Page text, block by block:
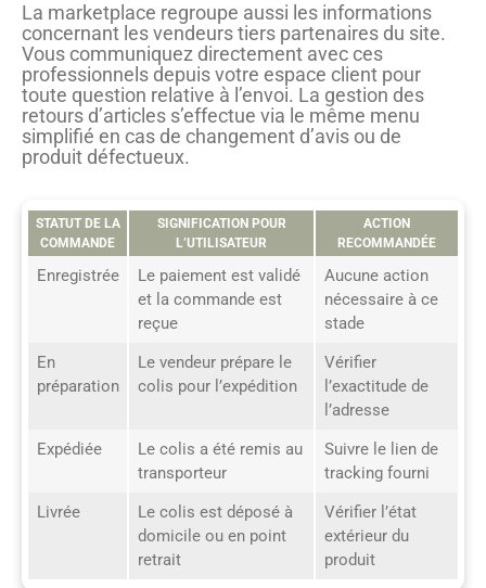
La marketplace regroupe aussi les informations
concernant les vendeurs tiers partenaires du site.
Vous communiquez directement avec ces
professionnels depuis votre espace client pour
toute question relative à l’envoi. La gestion des
retours d’articles s’effectue via le même menu
simplifié en cas de changement d’avis ou de
produit défectueux.
STATUT DE LA
COMMANDE
SIGNIFICATION POUR
L’UTILISATEUR
ACTION
RECOMMANDÉE
Enregistrée
Le paiement est validé
et la commande est
reçue
Aucune action
nécessaire à ce
stade
En
préparation
Le vendeur prépare le
colis pour l’expédition
Vérifier
l’exactitude de
l’adresse
Expédiée
Le colis a été remis au
transporteur
Suivre le lien de
tracking fourni
Livrée
Le colis est déposé à
domicile ou en point
retrait
Vérifier l’état
extérieur du
produit